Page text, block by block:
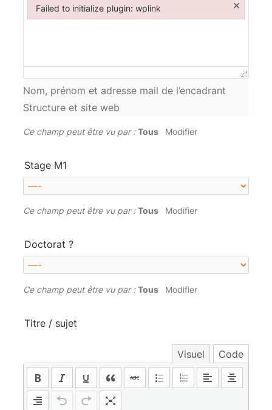
Nom, prénom et adresse mail de l’encadrant
Structure et site web
Ce champ peut être vu par :Tous Modifier
Stage M1
Ce champ peut être vu par :Tous Modifier
Doctorat ?
Ce champ peut être vu par :Tous Modifier
Titre / sujet
Visuel Code
Failed to initialize plugin: wplink ×
Failed to initialize plugin: wplink